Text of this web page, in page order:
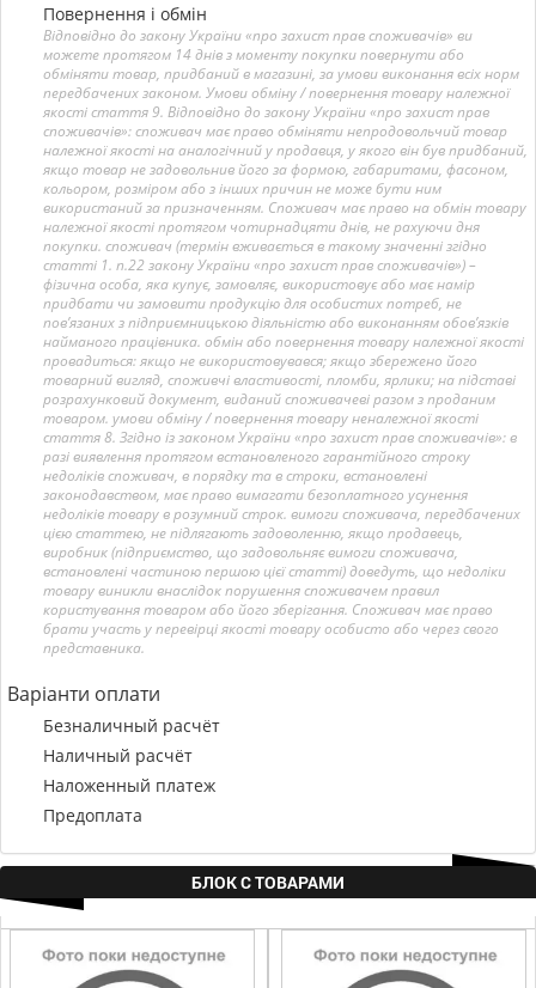
Повернення і обмін
Відповідно до закону України «про захист прав споживачів» ви
можете протягом 14 днів з моменту покупки повернути або
обміняти товар, придбаний в магазині, за умови виконання всіх норм
передбачених законом. Умови обміну / повернення товару належної
якості стаття 9. Відповідно до закону України «про захист прав
споживачів»: споживач має право обміняти непродовольчий товар
належної якості на аналогічний у продавця, у якого він був придбаний,
якщо товар не задовольнив його за формою, габаритами, фасоном,
кольором, розміром або з інших причин не може бути ним
використаний за призначенням. Споживач має право на обмін товару
належної якості протягом чотирнадцяти днів, не рахуючи дня
покупки. споживач (термін вживається в такому значенні згідно
статті 1. п.22 закону України «про захист прав споживачів») –
фізична особа, яка купує, замовляє, використовує або має намір
придбати чи замовити продукцію для особистих потреб, не
пов’язаних з підприємницькою діяльністю або виконанням обов’язків
найманого працівника. обмін або повернення товару належної якості
провадиться: якщо не використовувався; якщо збережено його
товарний вигляд, споживчі властивості, пломби, ярлики; на підставі
розрахунковий документ, виданий споживачеві разом з проданим
товаром. умови обміну / повернення товару неналежної якості
стаття 8. Згідно із законом України «про захист прав споживачів»: в
разі виявлення протягом встановленого гарантійного строку
недоліків споживач, в порядку та в строки, встановлені
законодавством, має право вимагати безоплатного усунення
недоліків товару в розумний строк. вимоги споживача, передбачених
цією статтею, не підлягають задоволенню, якщо продавець,
виробник (підприємство, що задовольняє вимоги споживача,
встановлені частиною першою цієї статті) доведуть, що недоліки
товару виникли внаслідок порушення споживачем правил
користування товаром або його зберігання. Споживач має право
брати участь у перевірці якості товару особисто або через свого
представника.
Варіанти оплати
Безналичный расчёт
Наличный расчёт
Наложенный платеж
Предоплата
БЛОК С ТОВАРАМИ